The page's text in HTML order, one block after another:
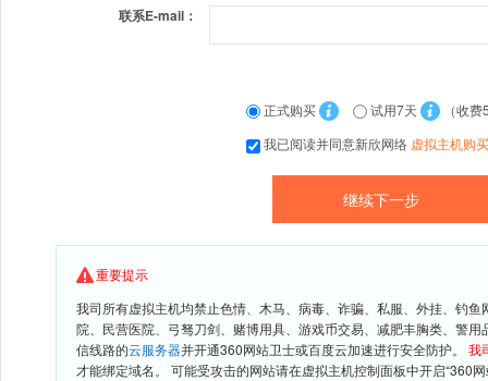
联系E-mail：
正式购买 试用7天
（收费
我已阅读并同意新欣网络 虚拟主机购
重要提示
我司所有虚拟主机均禁止色情、木马、病毒、诈骗、私服、外挂、钓
院、民营医院、弓驽刀剑、赌博用具、游戏币交易、减肥丰胸类、警
信线路的云服务器并开通360网站卫士或百度云加速进行安全防护。 我
才能绑定域名。 可能受攻击的网站请在虚拟主机控制面板中开启“360